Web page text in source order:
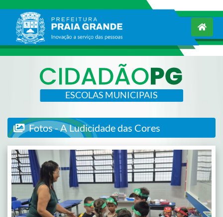
ESCOLAS MUNICIPAIS
Fotos - A Ludicidade das Cores